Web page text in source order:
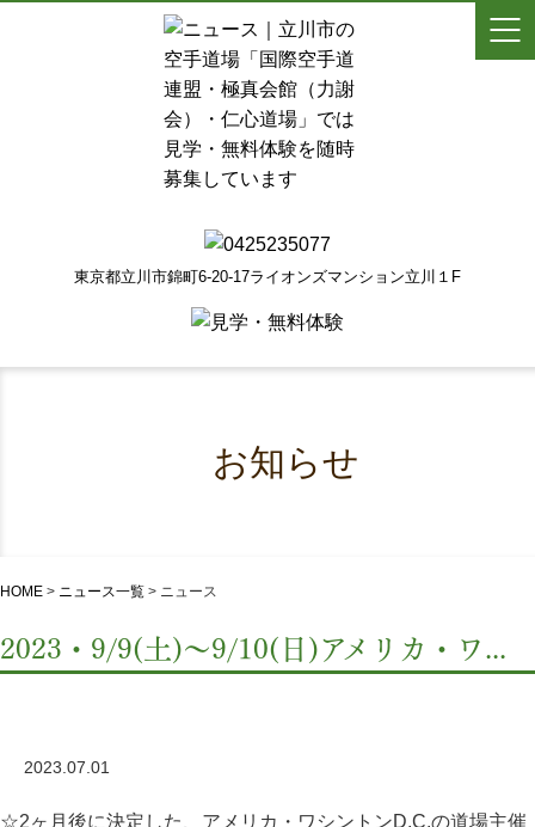
東京都立川市錦町6-20-17ライオンズマンション立川１F
お知らせ
HOME > ニュース一覧 > ニュース
2023・9/9(土)〜9/10(日)アメリカ・ワ...
2023.07.01
☆2ヶ月後に決定した、アメリカ・ワシントンD.C.の道場主催